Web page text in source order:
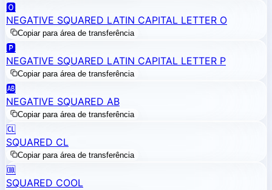
🅾️
NEGATIVE SQUARED LATIN CAPITAL LETTER O
Copiar para área de transferência
🅿️
NEGATIVE SQUARED LATIN CAPITAL LETTER P
Copiar para área de transferência
🆎
NEGATIVE SQUARED AB
Copiar para área de transferência
🆑
SQUARED CL
Copiar para área de transferência
🆒
SQUARED COOL